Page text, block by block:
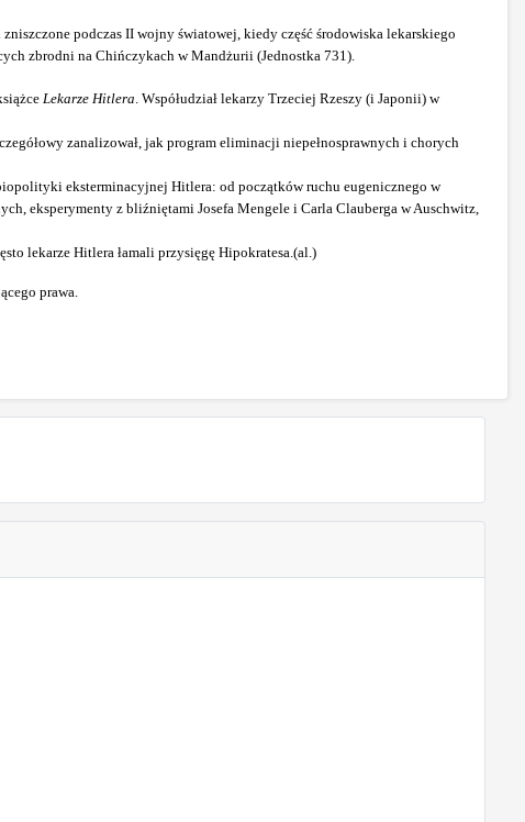
podczas II wojny światowej, kiedy część środowiska lekarskiego
zbrodni na Chińczykach w Mandżurii (Jednostka 731).
Lekarze Hitlera . Współudział lekarzy Trzeciej Rzeszy (i Japonii) w
zanalizował, jak program eliminacji niepełnosprawnych i chorych
eksterminacyjnej Hitlera: od początków ruchu eugenicznego w
eksperymenty z bliźniętami Josefa Mengele i Carla Clauberga w Auschwitz,
lekarze Hitlera łamali przysięgę Hipokratesa.(al.)
prawa.